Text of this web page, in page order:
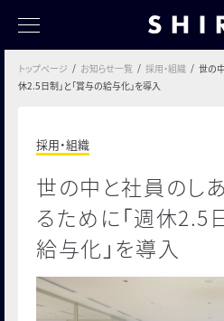
トップページ
シロのものづくり
社会とのつながり
お客様とのつながり
シロの採用情報
シロについて
トップページ お知らせ一覧 採用・組織
世の
休2.5日制」と「賞与の給与化」を導入
採用・組織
世の中と社員のし
るために「週休2.5
給与化」を導入